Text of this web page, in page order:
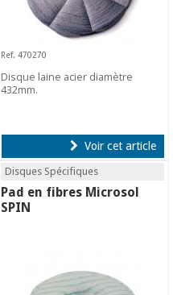
Ref. 470270
Disque laine acier diamètre
432mm.
Voir cet article
Disques Spécifiques
Pad en fibres Microsol
SPIN